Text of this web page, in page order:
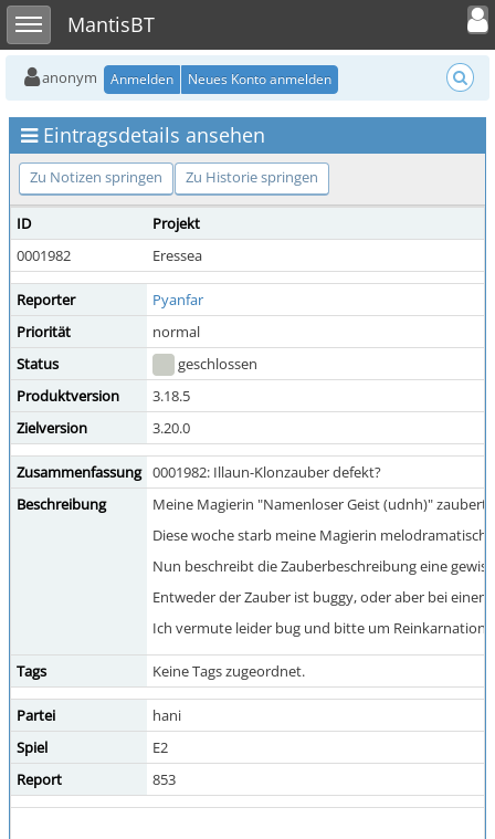
Toggle sidebarMantisBT
Toggle
anonym Anmelden Neues Konto anmelden
Eintragsdetails ansehen
Zu Notizen springen Zu Historie springen
ID
Projekt
0001982
Eressea
Reporter
Pyanfar
Priorität
normal
Status
geschlossen
Produktversion
3.18.5
Zielversion
3.20.0
Zusammenfassung 0001982: Illaun-Klonzauber defekt?
Beschreibung
Meine Magierin "Namenloser Geist (udnh)"
Diese woche starb meine Magierin
Nun beschreibt die Zauberbeschreibung eine
Entweder der Zauber ist buggy, oder aber bei
Ich vermute leider bug und bitte um Reinkarnation
Tags Keine Tags zugeordnet.
Partei
hani
Spiel
E2
Report
853